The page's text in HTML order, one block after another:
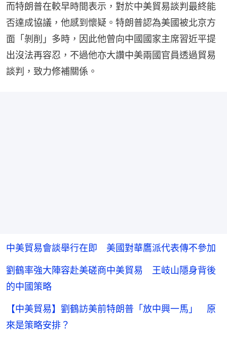
而特朗普在較早時間表示，對於中美貿易談判最終能
否達成協議，他感到懷疑。特朗普認為美國被北京方
面「剝削」多時，因此他曾向中國國家主席習近平提
出沒法再容忍，不過他亦大讚中美兩國官員透過貿易
談判，致力修補關係。
中美貿易會談舉行在即 美國對華鷹派代表傳不參加
劉鶴率強大陣容赴美磋商中美貿易 王岐山隱身背後
的中國策略
【中美貿易】劉鶴訪美前特朗普「放中興一馬」 原
來是策略安排？